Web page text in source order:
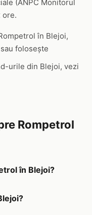
(ANPC Monitorul
ore.
în Blejoi,
folosește
urile din Blejoi, vezi
Rompetrol
în Blejoi?